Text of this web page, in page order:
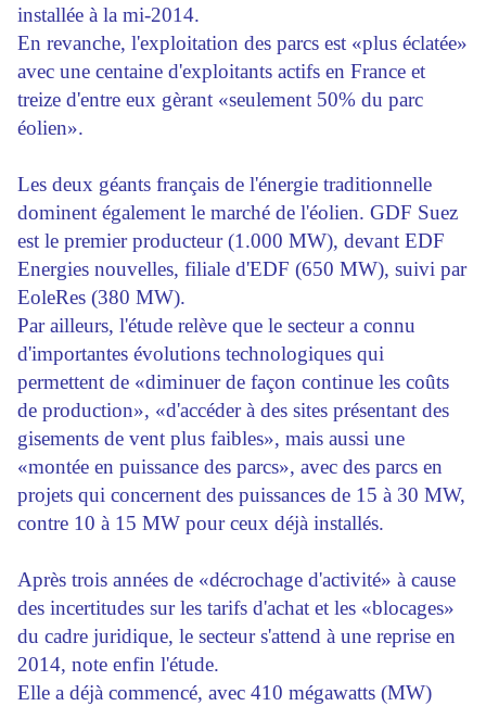
installée à la mi-2014.
En revanche, l'exploitation des parcs est «plus éclatée»
avec une centaine d'exploitants actifs en France et
treize d'entre eux gèrant «seulement 50% du parc
éolien».
Les deux géants français de l'énergie traditionnelle
dominent également le marché de l'éolien. GDF Suez
est le premier producteur (1.000 MW), devant EDF
Energies nouvelles, filiale d'EDF (650 MW), suivi par
EoleRes (380 MW).
Par ailleurs, l'étude relève que le secteur a connu
d'importantes évolutions technologiques qui
permettent de «diminuer de façon continue les coûts
de production», «d'accéder à des sites présentant des
gisements de vent plus faibles», mais aussi une
«montée en puissance des parcs», avec des parcs en
projets qui concernent des puissances de 15 à 30 MW,
contre 10 à 15 MW pour ceux déjà installés.
Après trois années de «décrochage d'activité» à cause
des incertitudes sur les tarifs d'achat et les «blocages»
du cadre juridique, le secteur s'attend à une reprise en
2014, note enfin l'étude.
Elle a déjà commencé, avec 410 mégawatts (MW)